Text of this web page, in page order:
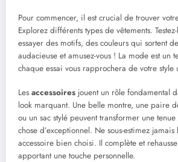
Pour commencer, il est crucial de trouver
Explorez différents types de vêtements.
essayer des motifs, des couleurs qui sortent
audacieuse et amusez-vous ! La mode est un
chaque essai vous rapprochera de votre style
Les accessoires jouent un rôle fondamental
look marquant. Une belle montre, une paire
ou un sac stylé peuvent transformer une
chose d’exceptionnel. Ne sous-estimez jamais
accessoire bien choisi. Il complète et
apportant une touche personnelle.